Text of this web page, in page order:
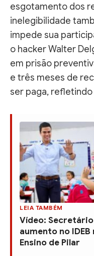
esgotamento dos
inelegibilidade
impede sua
o hacker Walter
em prisão
e três meses de
ser paga, refletindo
LEIA TAMBÉM
Vídeo:
aumento no
Ensino de Pilar